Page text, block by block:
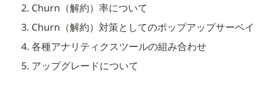
Churn（解約）率について
Churn（解約）対策としてのポップアップサーベイ
各種アナリティクスツールの組み合わせ
アップグレードについて